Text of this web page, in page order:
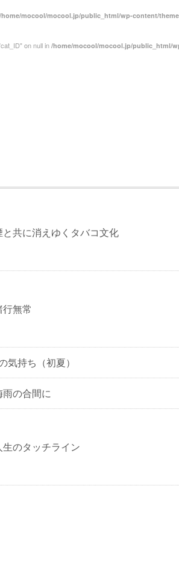
/home/mocool/mocool.jp/public_html/wp-content/
on null in /home/mocool/mocool.jp/public_html/
と共に消えゆくタバコ文化
行無常
気持ち（初夏）
雨の合間に
生のタッチライン